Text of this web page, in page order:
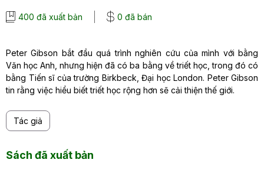
400 đã xuất bản 0 đã bán
Peter Gibson bắt đầu quá trình nghiên cứu của mình với bằng
Văn học Anh, nhưng hiện đã có ba bằng về triết học, trong đó có
bằng Tiến sĩ của trường Birkbeck, Đại học London. Peter Gibson
tin rằng việc hiểu biết triết học rộng hơn sẽ cải thiện thế giới.
Tác giả
Sách đã xuất bản